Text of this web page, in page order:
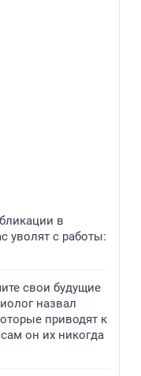
в
уволят с работы:
свои будущие
назвал
приводят к
он их никогда